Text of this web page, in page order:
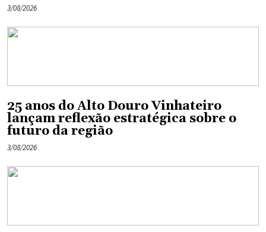
3/08/2026
25 anos do Alto Douro Vinhateiro
lançam reflexão estratégica sobre o
futuro da região
3/08/2026